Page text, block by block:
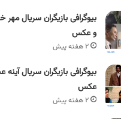
بیوگرافی بازیگران سریال
و عکس
۲ هفته پیش
بیوگرافی بازیگران سریال
عکس
۲ هفته پیش